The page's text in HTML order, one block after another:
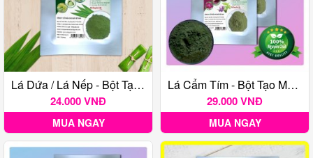
Lá Dứa / Lá Nếp - Bột Tạo Màu Thực Phẩm Tự Nhiên Gói 20G
24.000 VNĐ
MUA NGAY
Lá Cẩm Tím - Bột Tạo Màu Thực Phẩm Tự Nhiên Gói 20G
29.000 VNĐ
MUA NGAY